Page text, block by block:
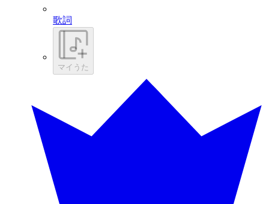
歌詞
マイうた